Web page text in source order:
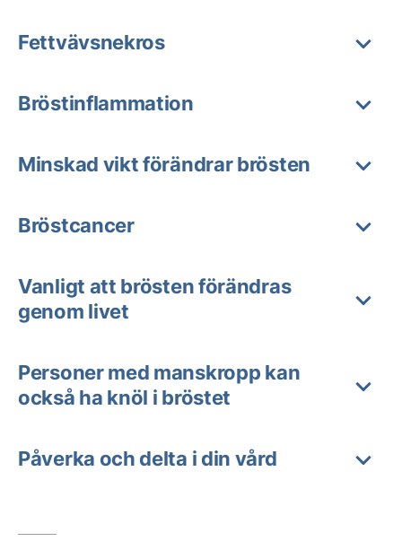
Fettvävsnekros
Bröstinflammation
Minskad vikt förändrar brösten
Bröstcancer
Vanligt att brösten förändras
genom livet
Personer med manskropp kan
också ha knöl i bröstet
Påverka och delta i din vård